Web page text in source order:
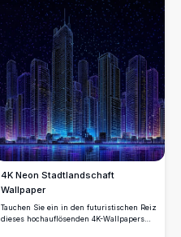
4K Neon Stadtlandschaft
Wallpaper
Tauchen Sie ein in den futuristischen Reiz
dieses hochauflösenden 4K-Wallpapers